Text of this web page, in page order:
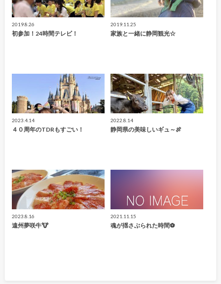
2019.8.26
初参加！24時間テレビ！
2019.11.25
家族と一緒に静岡観光☆
2023.4.14
４０周年のTDRもすごい！
2022.8.14
静岡県の美味しいギュ～🍖
2023.8.16
遠州夢咲牛🐮
2021.11.15
魂が揺さぶられた時間⚽